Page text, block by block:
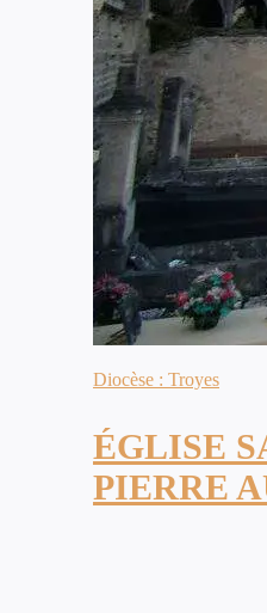
Diocèse : Troyes
ÉGLISE
PIERRE